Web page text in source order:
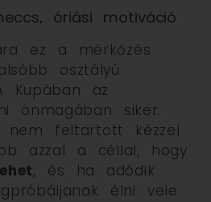
óriási motiváció
ez a mérkőzés
osztályú
Kupában az
önmagában siker.
nem feltartott kézzel
azzal a céllal, hogy
, és ha adódik
élni vele.